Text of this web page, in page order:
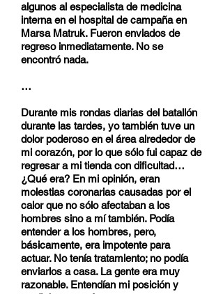
algunos al especialista de medicina
interna en el hospital de campaña en
Marsa Matruk. Fueron enviados de
regreso inmediatamente. No se
encontró nada.
…
Durante mis rondas diarias del batallón
durante las tardes, yo también tuve un
dolor poderoso en el área alrededor de
mi corazón, por lo que sólo fui capaz de
regresar a mi tienda con dificultad…
¿Qué era? En mi opinión, eran
molestias coronarias causadas por el
calor que no sólo afectaban a los
hombres sino a mí también. Podía
entender a los hombres, pero,
básicamente, era impotente para
actuar. No tenía tratamiento; no podía
enviarlos a casa. La gente era muy
razonable. Entendían mi posición y